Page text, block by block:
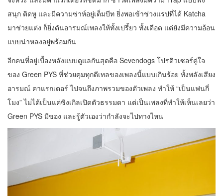
สนุก ติดหู และมีความซ่าห์อยู่เต็มบีท ยิ่งพอเข้าช่วงแรปที่ได้ Katcha
มาช่วยแต่ง ก็ยิ่งดันอารมณ์เพลงให้ทั้งเปรี้ยว ทั้งเดือด แต่ยังมีความอ้อน
แบบน่าหลงอยู่พร้อมกัน
อีกคนที่อยู่เบื้องหลังแบบดูแลกันสุดคือ Sevendogs โปรดิวเซอร์คู่ใจ
ของ Green PYS ที่ช่วยคุมทุกดีเทลของเพลงนี้แบบเกินร้อย ทั้งพลังเสียง
อารมณ์ คาแรกเตอร์ ไปจนถึงภาพรวมของตัวเพลง ทำให้ “เป็นแฟนกี่
โมง” ไม่ได้เป็นแค่ซิงเกิลเปิดตัวธรรมดา แต่เป็นเพลงที่ทำให้เห็นเลยว่า
Green PYS มีของ และรู้ตัวเองว่ากำลังจะไปทางไหน